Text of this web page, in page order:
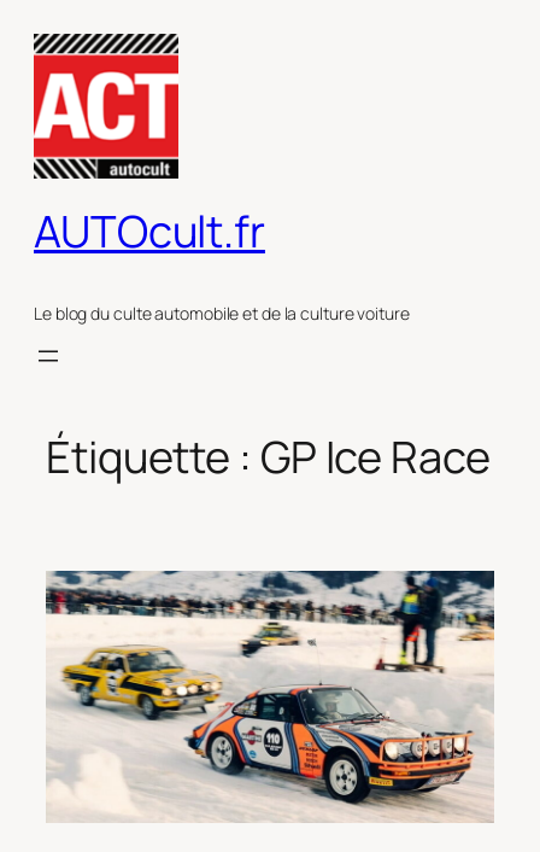
contenu
AUTOcult.fr
Le blog du culte automobile et de la culture voiture
Étiquette : GP Ice Race